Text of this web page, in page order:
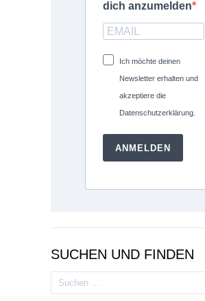
dich anzumelden
Ich möchte deinen
Newsletter erhalten und
akzeptiere die
Datenschutzerklärung.
ANMELDEN
SUCHEN UND FINDEN
Suchen
nach: